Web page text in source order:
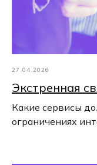
27.04.2026
Экстренная
Какие сервисы
ограничениях